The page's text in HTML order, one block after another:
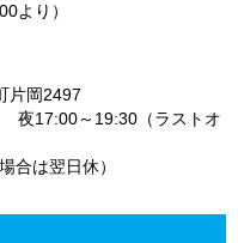
より）
片岡2497
夜17:00～19:30（ラストオ
合は翌日休）